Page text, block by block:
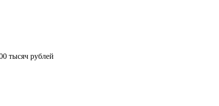
тысяч рублей